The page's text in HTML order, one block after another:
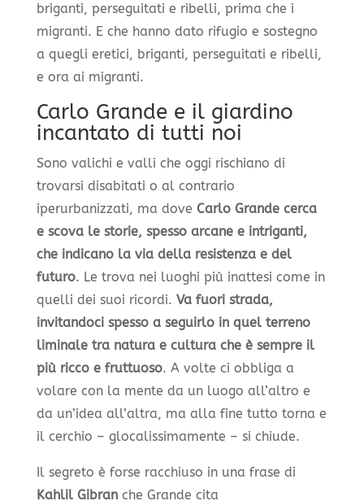
briganti, perseguitati e ribelli, prima che i
migranti. E che hanno dato rifugio e sostegno
a quegli eretici, briganti, perseguitati e ribelli,
e ora ai migranti.
Carlo Grande e il giardino
incantato di tutti noi
Sono valichi e valli che oggi rischiano di
trovarsi disabitati o al contrario
iperurbanizzati, ma dove Carlo Grande cerca
e scova le storie, spesso arcane e intriganti,
che indicano la via della resistenza e del
futuro. Le trova nei luoghi più inattesi come in
quelli dei suoi ricordi. Va fuori strada,
invitandoci spesso a seguirlo in quel terreno
liminale tra natura e cultura che è sempre il
più ricco e fruttuoso. A volte ci obbliga a
volare con la mente da un luogo all’altro e
da un’idea all’altra, ma alla fine tutto torna e
il cerchio – glocalissimamente – si chiude.
Il segreto è forse racchiuso in una frase di
Kahlil Gibranche Grande cita